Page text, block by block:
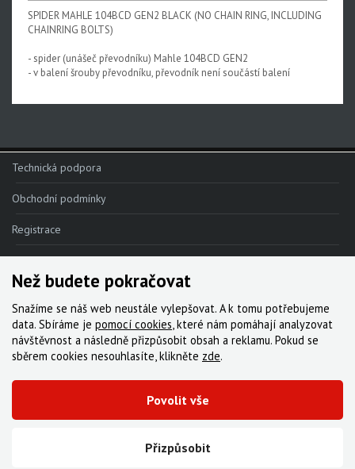
SPIDER MAHLE 104BCD GEN2 BLACK (NO CHAIN RING, INCLUDING
CHAINRING BOLTS)
- spider (unášeč převodníku) Mahle 104BCD GEN2
- v balení šrouby převodníku, převodník není součástí balení
Technická podpora
Obchodní podmínky
Registrace
Reklamace
Kde nakoupit
Kontakt
Servis
Ke stažení
© 2000-2026 Všechna práva vyhrazena,Cyklo Žitný, s.r.o.|Zásady cookies
Než budete pokračovat
Snažíme se náš web neustále vylepšovat. A k tomu potřebujeme
data. Sbíráme je pomocí cookies, které nám pomáhají analyzovat
návštěvnost a následně přizpůsobit obsah a reklamu. Pokud se
sběrem cookies nesouhlasíte, klikněte zde.
Přizpůsobit
Povolit vše